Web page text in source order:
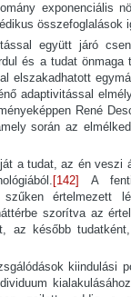
exponenciális
összefoglalások
együtt járó
és a tudat önmaga
elszakadhatott
adaptivitással
René
során az
a tudat, az én veszi
[142]
A
értelmezett
szorítva az
az később
kiindulási